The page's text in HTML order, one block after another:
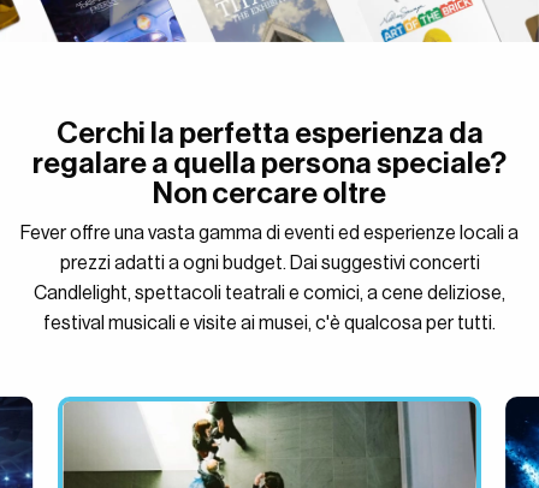
Cerchi la perfetta esperienza da
regalare a quella persona speciale?
Non cercare oltre
Fever offre una vasta gamma di eventi ed esperienze locali a
prezzi adatti a ogni budget. Dai suggestivi concerti
Candlelight, spettacoli teatrali e comici, a cene deliziose,
festival musicali e visite ai musei, c'è qualcosa per tutti.